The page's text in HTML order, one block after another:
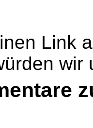
Link
wir